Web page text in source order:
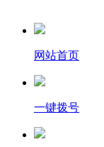
网站首页
一键拨号